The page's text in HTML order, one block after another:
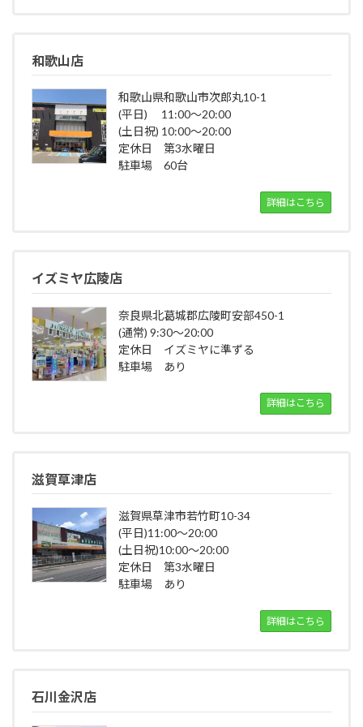
和歌山店
和歌山県和歌山市次郎丸10-1
(平日) 11:00～20:00
(土日祝) 10:00～20:00
定休日 第3水曜日
駐車場 60台
詳細はこちら
イズミヤ広陵店
奈良県北葛城郡広陵町安部450-1
(通常) 9:30～20:00
定休日 イズミヤに準ずる
駐車場 あり
詳細はこちら
滋賀草津店
滋賀県草津市若竹町10-34
(平日)11:00～20:00
(土日祝)10:00～20:00
定休日 第3水曜日
駐車場 あり
詳細はこちら
石川金沢店